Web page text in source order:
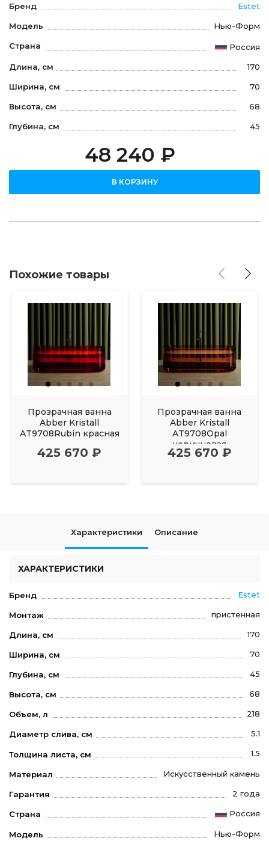
Бренд Estet
Модель Нью-Форм
Страна Россия
Длина, см 170
Ширина, см 70
Высота, см 68
Глубина, см 45
48 240 ₽
В КОРЗИНУ
Похожие товары
Прозрачная ванна
Abber Kristall
AT9708Rubin красная
425 670 ₽
Прозрачная ванна
Abber Kristall
AT9708Opal
коричневая
425 670 ₽
Характеристики Описание
ХАРАКТЕРИСТИКИ
Бренд Estet
Монтаж пристенная
Длина, см 170
Ширина, см 70
Глубина, см 45
Высота, см 68
Объем, л 218
Диаметр слива, см 5.1
Толщина листа, см 1.5
Материал Искусственный камень
Гарантия 2 года
Страна Россия
Модель Нью-Форм